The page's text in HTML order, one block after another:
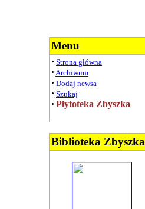
Menu
· Strona główna
· Archiwum
· Dodaj newsa
· Szukaj
· Płytoteka Zbyszka
Biblioteka Zbyszka